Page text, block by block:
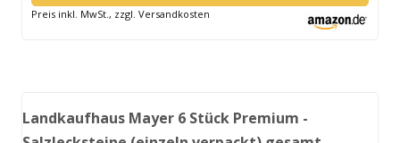
Preis inkl. MwSt., zzgl. Versandkosten
Landkaufhaus Mayer 6 Stück Premium -